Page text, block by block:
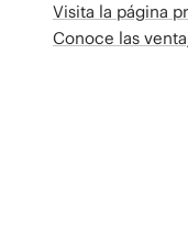
Visita la página
Conoce las